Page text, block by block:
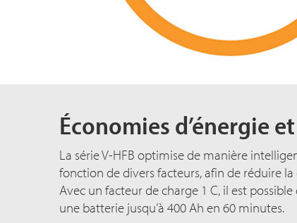
Économies d’énergie
La série V-HFB optimise de manière
fonction de divers facteurs, afin de réduire
Avec un facteur de charge 1 C, il est
une batterie jusqu’à 400 Ah en 60 minutes.